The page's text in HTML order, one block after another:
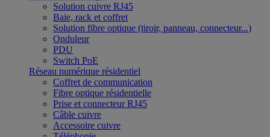
Solution cuivre RJ45
Baie, rack et coffret
Solution fibre optique (tiroir, panneau, connecteur...)
Onduleur
PDU
Switch PoE
Réseau numérique résidentiel
Coffret de communication
Fibre optique résidentielle
Prise et connecteur RJ45
Câble cuivre
Accessoire cuivre